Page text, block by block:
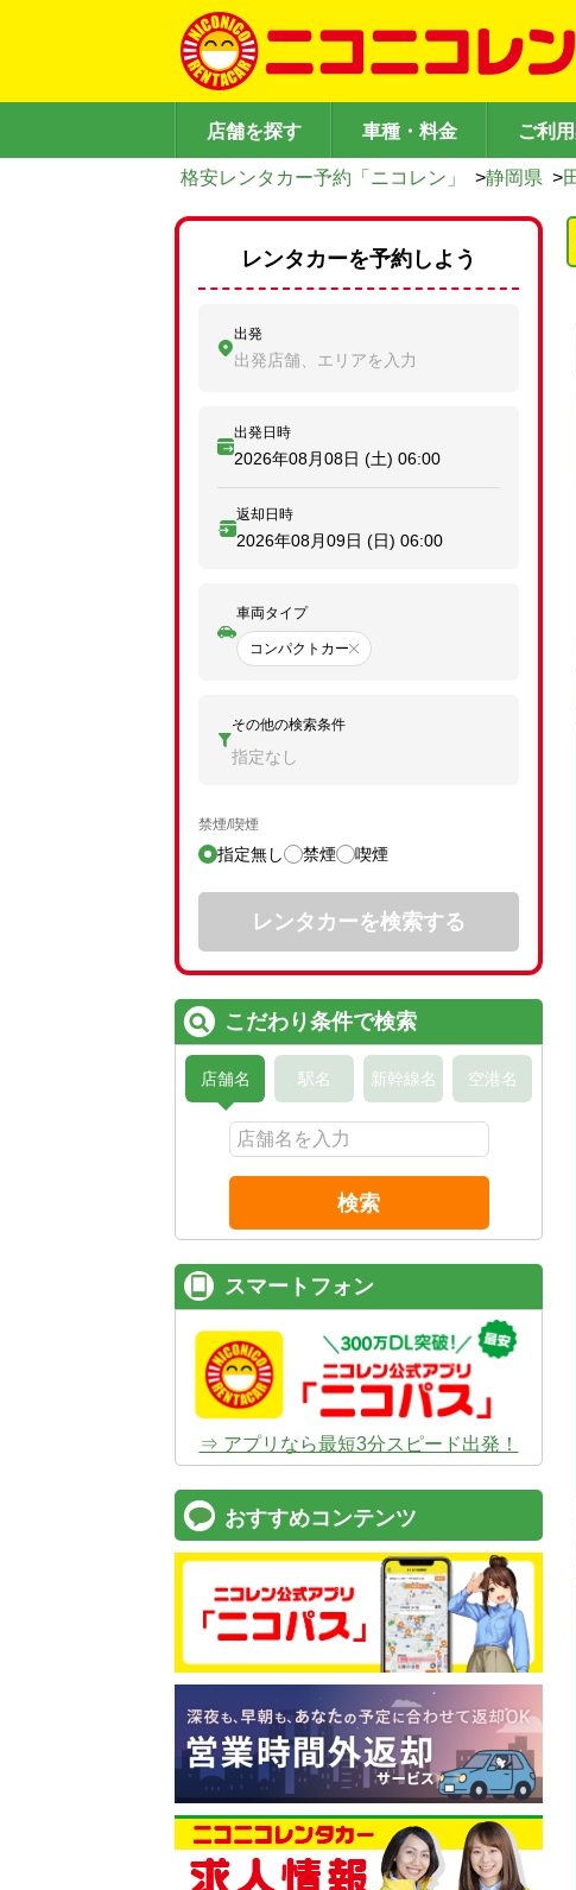
店舗を探す 車種・料金 ご利
格安レンタカー予約「ニコレン」 >静岡県 >
レンタカーを予約しよう
出発
出発店舗、エリアを入力
出発日時
2026年08月08日 (土) 06:00
返却日時
2026年08月09日 (日) 06:00
車両タイプ
コンパクトカー
その他の検索条件
指定なし
禁煙/喫煙
指定無し 禁煙 喫煙
レンタカーを検索する
こだわり条件で検索
店舗名 駅名 新幹線名 空港名
検索
スマートフォン
⇒ アプリなら最短3分スピード出発！
おすすめコンテンツ